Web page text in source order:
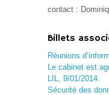
contact :
Billets
Réunions
Le cabinet est
LIL, 9/01/2014.
Sécurité des